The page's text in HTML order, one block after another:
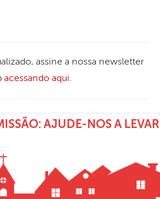
assine a nossa newsletter
acessando aqui.
AJUDE-NOS A LEVAR